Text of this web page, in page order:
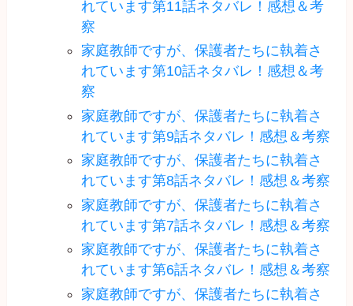
れています第11話ネタバレ！感想＆考
察
家庭教師ですが、保護者たちに執着さ
れています第10話ネタバレ！感想＆考
察
家庭教師ですが、保護者たちに執着さ
れています第9話ネタバレ！感想＆考察
家庭教師ですが、保護者たちに執着さ
れています第8話ネタバレ！感想＆考察
家庭教師ですが、保護者たちに執着さ
れています第7話ネタバレ！感想＆考察
家庭教師ですが、保護者たちに執着さ
れています第6話ネタバレ！感想＆考察
家庭教師ですが、保護者たちに執着さ